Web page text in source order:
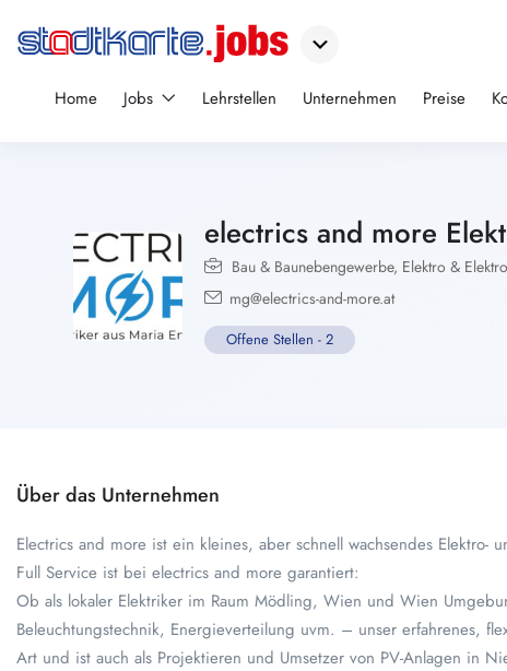
Home Jobs Lehrstellen Unternehmen Preise
electrics and more
Bau & Baunebengewerbe, Elektro &
mg@electrics-and-more.at
Offene Stellen - 2
Über das Unternehmen
Electrics and more ist ein kleines, aber schnell wachsendes Elektro-
Full Service ist bei electrics and more garantiert:
Ob als lokaler Elektriker im Raum Mödling, Wien und Wien
Beleuchtungstechnik, Energieverteilung uvm. – unser erfahrenes,
Art und ist auch als Projektieren und Umsetzer von PV-Anlagen in